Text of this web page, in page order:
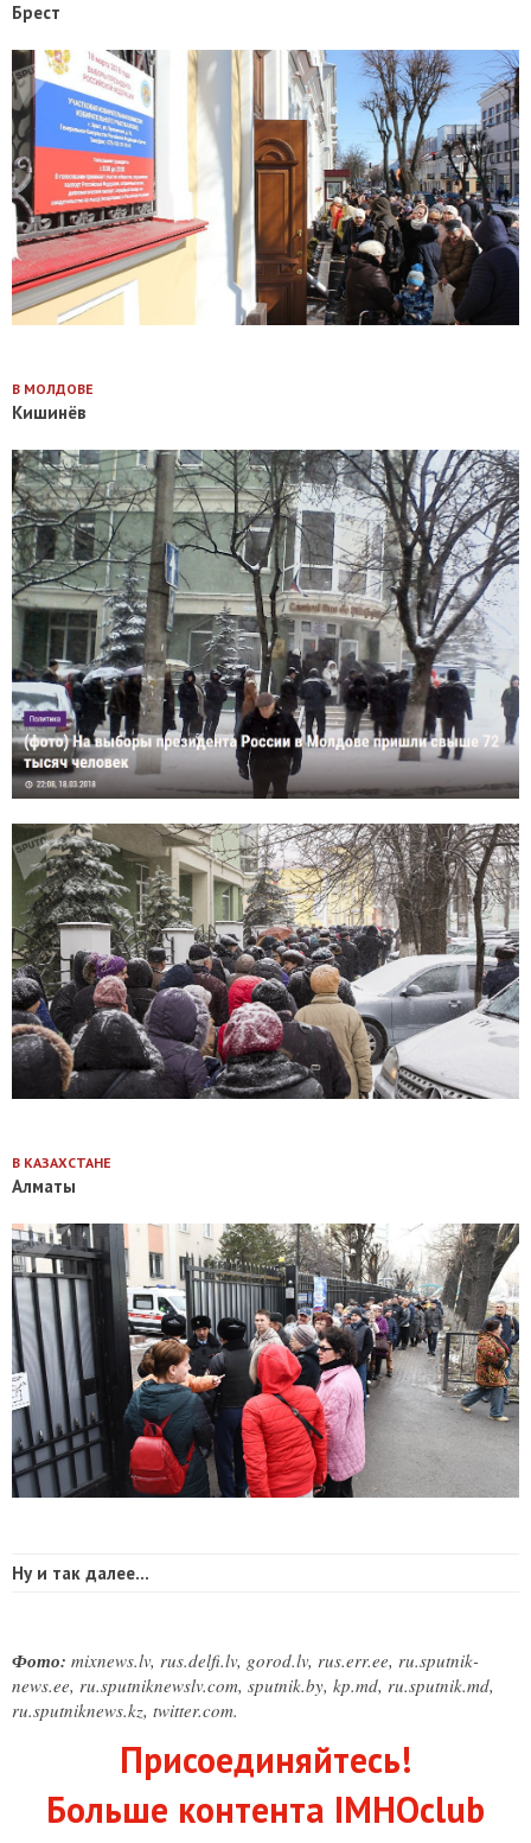
Брест
В МОЛДОВЕ
Кишинёв
В КАЗАХСТАНЕ
Алматы
Ну и так далее...
Фото: mixnews.lv, rus.delfi.lv, gorod.lv, rus.err.ee, ru.sputnik-
news.ee, ru.sputniknewslv.com, sputnik.by, kp.md, ru.sputnik.md,
ru.sputniknews.kz, twitter.com.
Присоединяйтесь!
Больше контента IMHOclub